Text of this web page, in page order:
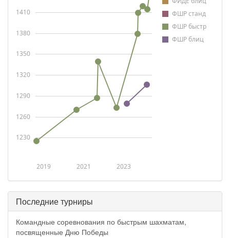
ФШР станд
ФШР быстр
ФШР блиц
2019 2021 2023
1230
1260
1290
1320
1350
1380
1410
Последние турниры
Командные соревнования по быстрым шахматам,
посвященные Дню Победы